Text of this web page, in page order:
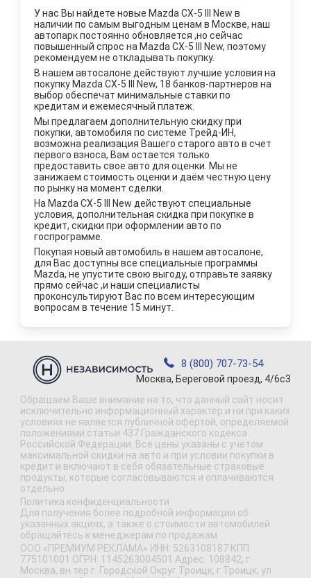
У нас Вы найдете новые Mazda CX-5 III New в
наличии по самым выгодным ценам в Москве, наш
автопарк постоянно обновляется ,но сейчас
повышенный спрос на Mazda CX-5 III New, поэтому
рекомендуем не откладывать покупку.
В нашем автосалоне действуют лучшие уcловия на
покупку Mazda CX-5 III New, 18 банков-партнеров на
выбор обеспечат минимальные ставки по
кредитам и ежемесячный платеж.
Мы предлагаем дополнительную скидку при
покупки, автомобиля по системе Трейд-ИН,
возможна реализация Вашего старого авто в счет
первого взноса, Вам остается только
предоставить свое авто для оценки. Мы не
занижаем стоимость оценки и даём честную цену
по рынку на момент сделки.
На Mazda CX-5 III New действуют специальные
условия, дополнительная скидка при покупке в
кредит, скидки при оформлении авто по
госпрограмме.
Покупая новый автомобиль в нашем автосалоне,
для Вас доступны все специальные программы
Mazda, не упустите свою выгоду, отправьте заявку
прямо сейчас ,и наши специалисты
проконсультируют Вас по всем интересующим
вопросам в течение 15 минут.
8 (800) 707-73-54
Москва, Береговой проезд, 4/6с3
Обращаем Ваше внимание на то, что данный сайт носит
исключительно информационный характер и ни при каких
условиях не является публичной офертой, определяемой
положениями статьи 437 Гражданского кодекса
Российской Федерации. Все цены указаны с учетом
максимальной скидки на авто и при условии покупки в
кредит и включают в себя обязательные страховые
продукты, которые согласовываются и оплачиваются
отдельно.
Политика конфиденциальности
Для получения более подробной информации об
указанных акциях, а также о стоимости автомобилей
обращайтесь к менеджерам по продажам.
ООО «ПРЕМИУМ РЕКЛАМА» ИНН: 5263108187 КПП:
775101001 ОГРН: 1145263004501 Адрес: 108842, г.
Москва, вн.тер.г. Городской Округ Троицк, г Троицк, ул